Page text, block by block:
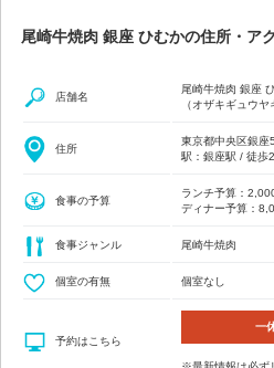
尾崎牛焼肉 銀座 ひむかの住所・ア
店舗名
尾崎牛焼肉 銀座
（オザキギュウ
住所
東京都中央区銀座
駅：銀座駅 / 徒歩
食事の予算
ランチ予算：
ディナー予算：
食事ジャンル 尾崎牛焼肉
個室の有無 個室なし
予約はこちら
一